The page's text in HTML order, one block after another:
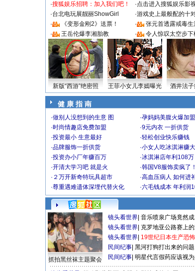
·搜狐娱乐招聘：加入我们吧！ ·点击进入搜狐娱乐影
·台北电玩展靓丽ShowGirl ·游戏史上最般配的十
·
《变形金刚2》送票！ ·
张元首透露戒毒生
·
王岳伦爆李湘胎教 · 令人惊叹太空步下
新版“西游”绝密照 王菲小女儿李嫣曝光 酒井法
健 康 指 南
·做别人没想到的生意 图 ·孕妈妈美腹火爆加
·时尚情趣店免费加盟 ·9元内衣 一折供货
·投资最小 生意最好 ·轻松创业快乐赚钱
·品牌服饰一折供货 ·小女人吃冰淇淋赚
·投资办小厂年赚百万 ·冰淇淋店年利108万
·开清大学习吧 就是火 ·韩国V8服饰卖疯了！
· ２万开新奇特玩具超市 ·高血压病人 如何进
·尊重遇难遗体深埋代替火化 ·六毛钱成本 年利润
抓拍黑丝袜主题聚会
镜头看世界 音乐喷泉广场竟然
镜头看世界 克罗地亚公路赛上
镜头看世界 19世纪日本生产恐
民间纪事 黑河打狗打出来的问题
民间纪事 明星代言假药应该视